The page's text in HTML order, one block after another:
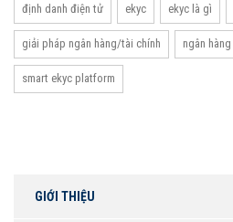
định danh điện tử ekyc ekyc là gì
giải pháp ngân hàng/tài chính ngân
smart ekyc platform
GIỚI THIỆU